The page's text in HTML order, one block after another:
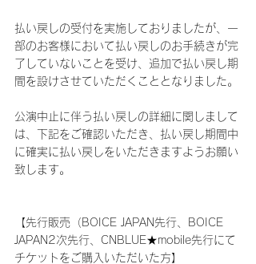
払い戻しの受付を実施しておりましたが、一
部のお客様において払い戻しのお手続きが完
了していないことを受け、追加で払い戻し期
間を設けさせていただくこととなりました。
公演中止に伴う払い戻しの詳細に関しまして
は、下記をご確認いただき、払い戻し期間中
に確実に払い戻しをいただきますようお願い
致します。
【先行販売（BOICE JAPAN先行、BOICE
JAPAN2次先行、CNBLUE★mobile先行にて
チケットをご購入いただいた方】